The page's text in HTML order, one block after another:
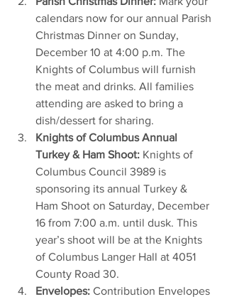
calendars now for our annual Parish
Christmas Dinner on Sunday,
December 10 at 4:00 p.m. The
Knights of Columbus will furnish
the meat and drinks. All families
attending are asked to bring a
dish/dessert for sharing.
Knights of Columbus Annual
Turkey & Ham Shoot: Knights of
Columbus Council 3989 is
sponsoring its annual Turkey &
Ham Shoot on Saturday, December
16 from 7:00 a.m. until dusk. This
year’s shoot will be at the Knights
of Columbus Langer Hall at 4051
County Road 30.
Envelopes: Contribution Envelopes